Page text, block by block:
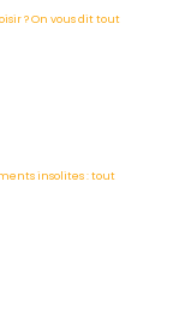
? On vous dit tout
insolites : tout